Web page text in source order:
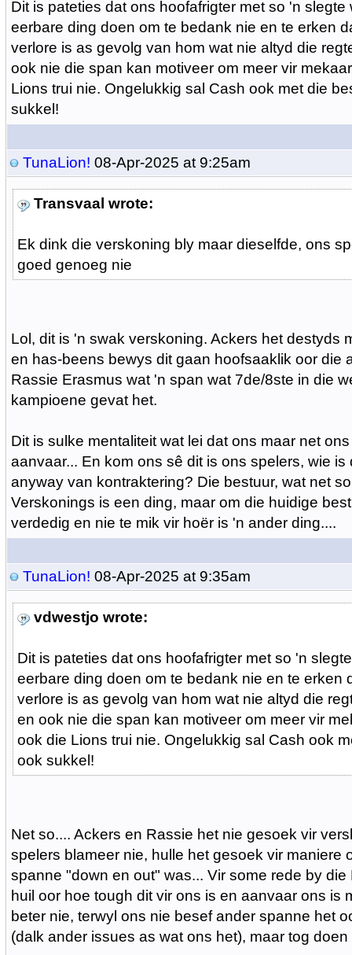
Dit is pateties dat ons hoofafrigter met so 'n slegte
eerbare ding doen om te bedank nie en te erken
verlore is as gevolg van hom wat nie altyd die
ook nie die span kan motiveer om meer vir
Lions trui nie. Ongelukkig sal Cash ook met die
sukkel!
TunaLion! 08-Apr-2025 at 9:25am
Transvaal wrote:
Ek dink die verskoning bly maar dieselfde, ons
goed genoeg nie
Lol, dit is 'n swak verskoning. Ackers het destyds
en has-beens bewys dit gaan hoofsaaklik oor die
Rassie Erasmus wat 'n span wat 7de/8ste in die
kampioene gevat het.
Dit is sulke mentaliteit wat lei dat ons maar net
aanvaar... En kom ons sê dit is ons spelers, wie is
anyway van kontraktering? Die bestuur, wat net
Verskonings is een ding, maar om die huidige
verdedig en nie te mik vir hoër is 'n ander ding....
TunaLion! 08-Apr-2025 at 9:35am
vdwestjo wrote:
Dit is pateties dat ons hoofafrigter met so 'n
eerbare ding doen om te bedank nie en te erken
verlore is as gevolg van hom wat nie altyd die
en ook nie die span kan motiveer om meer vir
ook die Lions trui nie. Ongelukkig sal Cash ook
ook sukkel!
Net so.... Ackers en Rassie het nie gesoek vir
spelers blameer nie, hulle het gesoek vir maniere
spanne "down en out" was... Vir some rede by
huil oor hoe tough dit vir ons is en aanvaar ons is
beter nie, terwyl ons nie besef ander spanne het
(dalk ander issues as wat ons het), maar tog